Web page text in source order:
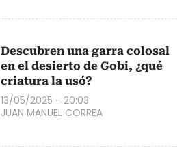
Descubren una garra colosal
en el desierto de Gobi, ¿qué
criatura la usó?
13/05/2025 - 20:03
JUAN MANUEL CORREA